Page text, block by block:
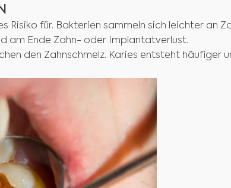
Risiko für. Bakterien sammeln sich leichter an
am Ende Zahn- oder Implantatverlust.
den Zahnschmelz. Karies entsteht häufiger